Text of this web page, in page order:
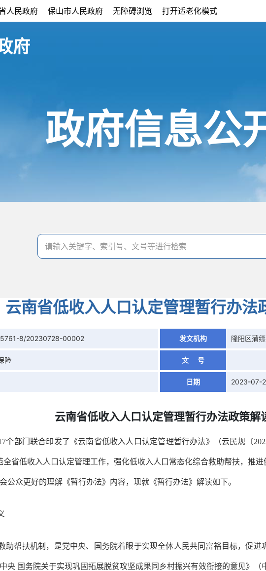
人民政府 保山市人民政府 无障碍浏览 打开适老化模式
府
政府信息公
云南省低收入人口认定管理暂行办法
8/20230728-00002 发文机构 隆阳区蒲
险 文 号
日期 2023-07-
云南省低收入人口认定管理暂行办法政策解
个部门联合印发了《云南省低收入人口认定管理暂行办法》（云民规〔
全省低收入人口认定管理工作，强化低收入人口常态化综合救助帮扶，推
公众更好的理解《暂行办法》内容，现就《暂行办法》解读如下。
助帮扶机制，是党中央、国务院着眼于实现全体人民共同富裕目标，促
央 国务院关于实现巩固拓展脱贫攻坚成果同乡村振兴有效衔接的意见》（